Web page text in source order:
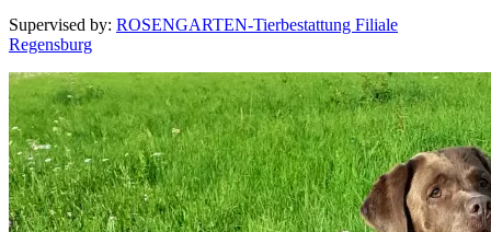
Supervised by: ROSENGARTEN-Tierbestattung Filiale
Regensburg